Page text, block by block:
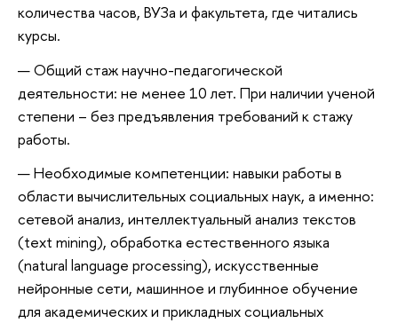
количества часов, ВУЗа и факультета, где читались
курсы.
Общий стаж научно-педагогической
деятельности: не менее 10 лет. При наличии ученой
степени – без предъявления требований к стажу
работы.
Необходимые компетенции: навыки работы в
области вычислительных социальных наук, а именно:
сетевой анализ, интеллектуальный анализ текстов
(text mining), обработка естественного языка
(natural language processing), искусственные
нейронные сети, машинное и глубинное обучение
для академических и прикладных социальных